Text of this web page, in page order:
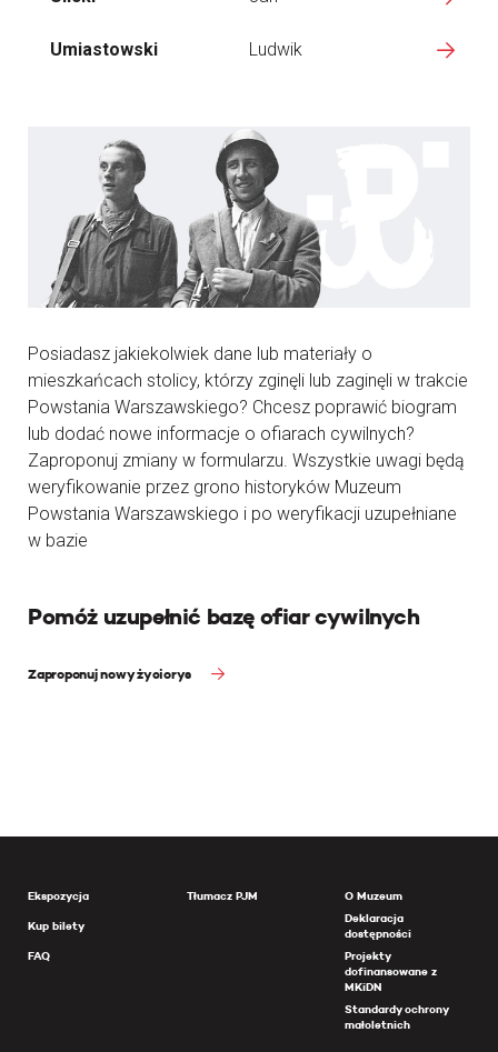
Umiastowski Ludwik
Posiadasz jakiekolwiek dane lub materiały o
mieszkańcach stolicy, którzy zginęli lub zaginęli w trakcie
Powstania Warszawskiego? Chcesz poprawić biogram
lub dodać nowe informacje o ofiarach cywilnych?
Zaproponuj zmiany w formularzu. Wszystkie uwagi będą
weryfikowanie przez grono historyków Muzeum
Powstania Warszawskiego i po weryfikacji uzupełniane
w bazie
Pomóż uzupełnić bazę ofiar cywilnych
Zaproponuj nowy życiorys
Ekspozycja
Kup bilety
FAQ
Tłumacz PJM
O Muzeum
Deklaracja
dostępności
Projekty
dofinansowane z
MKiDN
Standardy ochrony
małoletnich